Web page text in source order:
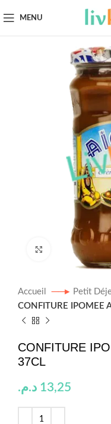
MENU
Click to enlarge
Accueil Petit
CONFITURE IPOMEE
CONFITURE
37CL
13,25 د.م.